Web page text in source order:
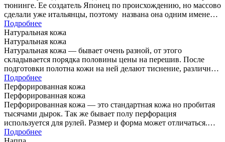
тюнинге. Ее создатель Японец по происхождению, но массово
сделали уже итальянцы, поэтому названа она одним именем
с…
Подробнее
Натуральная кожа
Натуральная кожа
Натуральная кожа — бывает очень разной, от этого
складывается порядка половины цены на перешив. После
подготовки полотна кожи на ней делают тиснение, различный
узор и…
Подробнее
Перфорированная кожа
Перфорированная кожа
Перфорированная кожа — это стандартная кожа но пробитая
тысячами дырок. Так же бывает полу перфорация
используется для рулей. Размер и форма может отличаться.
Так же…
Подробнее